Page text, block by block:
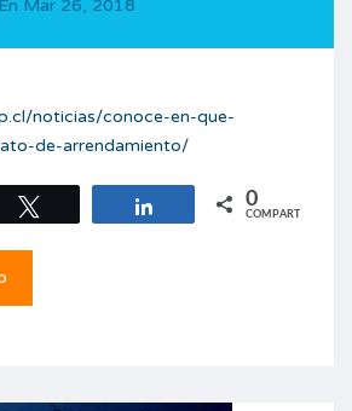
En Mar 26, 2018
noticias/conoce-en-que-
de-arrendamiento/
Compartir 0
COMPARTIR